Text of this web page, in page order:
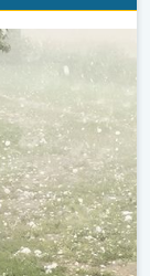
treft steden. . .